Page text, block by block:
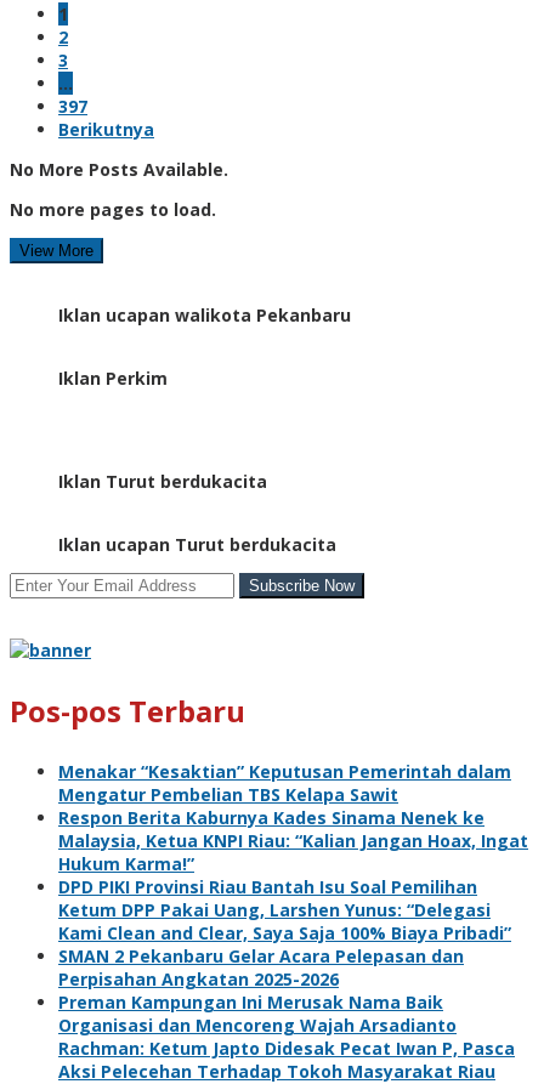
1
2
3
…
397
Berikutnya
No More Posts Available.
No more pages to load.
View More
Iklan ucapan walikota Pekanbaru
Iklan Perkim
Iklan Turut berdukacita
Iklan ucapan Turut berdukacita
Pos-pos Terbaru
Menakar “Kesaktian” Keputusan Pemerintah dalam
Mengatur Pembelian TBS Kelapa Sawit
Respon Berita Kaburnya Kades Sinama Nenek ke
Malaysia, Ketua KNPI Riau: “Kalian Jangan Hoax, Ingat
Hukum Karma!”
DPD PIKI Provinsi Riau Bantah Isu Soal Pemilihan
Ketum DPP Pakai Uang, Larshen Yunus: “Delegasi
Kami Clean and Clear, Saya Saja 100% Biaya Pribadi”
SMAN 2 Pekanbaru Gelar Acara Pelepasan dan
Perpisahan Angkatan 2025-2026
Preman Kampungan Ini Merusak Nama Baik
Organisasi dan Mencoreng Wajah Arsadianto
Rachman: Ketum Japto Didesak Pecat Iwan P, Pasca
Aksi Pelecehan Terhadap Tokoh Masyarakat Riau